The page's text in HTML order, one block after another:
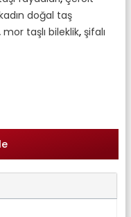
doğal taş
mor taşlı bileklik, şifalı